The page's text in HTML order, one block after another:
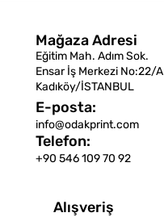
Alışveriş
Mağaza Adresi
Eğitim Mah. Adım Sok.
Ensar İş Merkezi No:22/A
Kadıköy/İSTANBUL
E-posta:
info@odakprint.com
Telefon:
+90 546 109 70 92